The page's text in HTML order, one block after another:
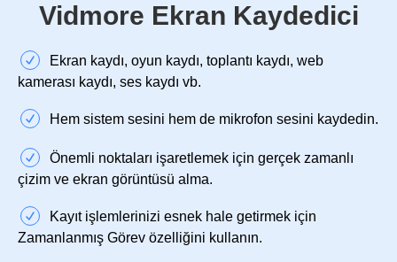
Vidmore Ekran Kaydedici
Ekran kaydı, oyun kaydı, toplantı kaydı, web
kamerası kaydı, ses kaydı vb.
Hem sistem sesini hem de mikrofon sesini kaydedin.
Önemli noktaları işaretlemek için gerçek zamanlı
çizim ve ekran görüntüsü alma.
Kayıt işlemlerinizi esnek hale getirmek için
Zamanlanmış Görev özelliğini kullanın.